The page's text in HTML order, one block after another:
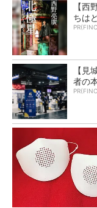
【
ちは
【見
者の